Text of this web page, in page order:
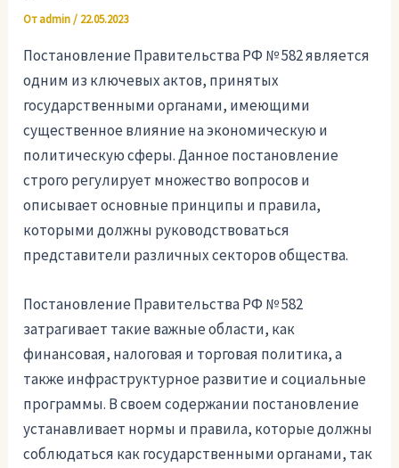
Отadmin/ 22.05.2023
Постановление Правительства РФ № 582 является
одним из ключевых актов, принятых
государственными органами, имеющими
существенное влияние на экономическую и
политическую сферы. Данное постановление
строго регулирует множество вопросов и
описывает основные принципы и правила,
которыми должны руководствоваться
представители различных секторов общества.
Постановление Правительства РФ № 582
затрагивает такие важные области, как
финансовая, налоговая и торговая политика, а
также инфраструктурное развитие и социальные
программы. В своем содержании постановление
устанавливает нормы и правила, которые должны
соблюдаться как государственными органами, так